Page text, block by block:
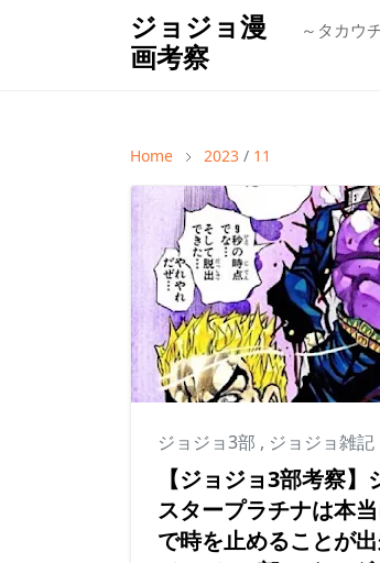
ジョジョ漫
画考察
～タカウ
Home 2023 / 11
ジョジョ3部 , ジョジョ雑記
【ジョジョ3部考察】
スタープラチナは本
で時を止めることが